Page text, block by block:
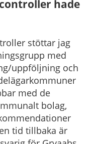
hade
stöttar jag
med
uppföljning och
med de
bolag,
tid tillbaka är